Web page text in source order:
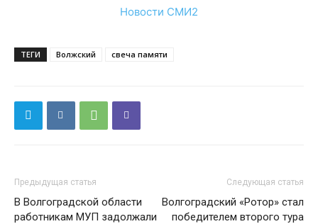
Новости СМИ2
ТЕГИ Волжский свеча памяти
Предыдущая статья
В Волгоградской области
работникам МУП задолжали
Следующая статья
Волгоградский «Ротор» стал
победителем второго тура